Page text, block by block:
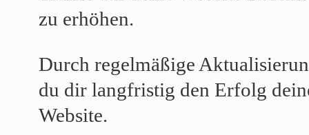
zu erhöhen.
Durch regelmäßige
du dir langfristig den Erfolg
Website.